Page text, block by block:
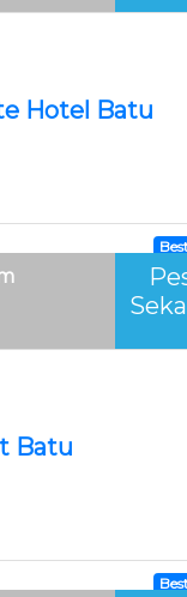
Hotel Batu
Batu